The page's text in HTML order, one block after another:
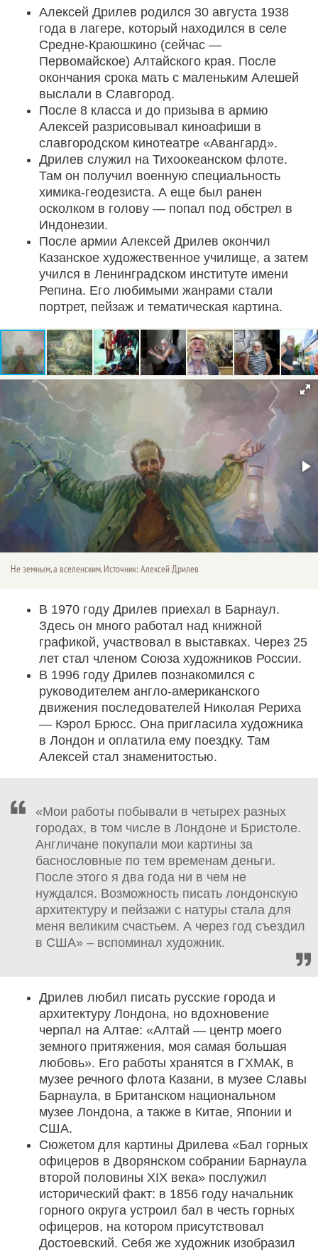
Алексей Дрилев родился 30 августа 1938
года в лагере, который находился в селе
Средне-Краюшкино (сейчас —
Первомайское) Алтайского края. После
окончания срока мать с маленьким Алешей
выслали в Славгород.
После 8 класса и до призыва в армию
Алексей разрисовывал киноафиши в
славгородском кинотеатре «Авангард».
Дрилев служил на Тихоокеанском флоте.
Там он получил военную специальность
химика-геодезиста. А еще был ранен
осколком в голову — попал под обстрел в
Индонезии.
После армии Алексей Дрилев окончил
Казанское художественное училище, а затем
учился в Ленинградском институте имени
Репина. Его любимыми жанрами стали
портрет, пейзаж и тематическая картина.
Не земным, а вселенским. Источник: Алексей Дрилев
В 1970 году Дрилев приехал в Барнаул.
Здесь он много работал над книжной
графикой, участвовал в выставках. Через 25
лет стал членом Союза художников России.
В 1996 году Дрилев познакомился с
руководителем англо-американского
движения последователей Николая Рериха
— Кэрол Брюсс. Она пригласила художника
в Лондон и оплатила ему поездку. Там
Алексей стал знаменитостью.
«Мои работы побывали в четырех разных
городах, в том числе в Лондоне и Бристоле.
Англичане покупали мои картины за
баснословные по тем временам деньги.
После этого я два года ни в чем не
нуждался. Возможность писать лондонскую
архитектуру и пейзажи с натуры стала для
меня великим счастьем. А через год съездил
в США» – вспоминал художник.
Дрилев любил писать русские города и
архитектуру Лондона, но вдохновение
черпал на Алтае: «Алтай — центр моего
земного притяжения, моя самая большая
любовь». Его работы хранятся в ГХМАК, в
музее речного флота Казани, в музее Славы
Барнаула, в Британском национальном
музее Лондона, а также в Китае, Японии и
США.
Сюжетом для картины Дрилева «Бал горных
офицеров в Дворянском собрании Барнаула
второй половины XIX века» послужил
исторический факт: в 1856 году начальник
горного округа устроил бал в честь горных
офицеров, на котором присутствовал
Достоевский. Себя же художник изобразил